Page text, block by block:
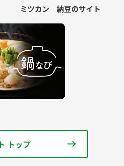
ミツカン 納豆のサイト
トップ